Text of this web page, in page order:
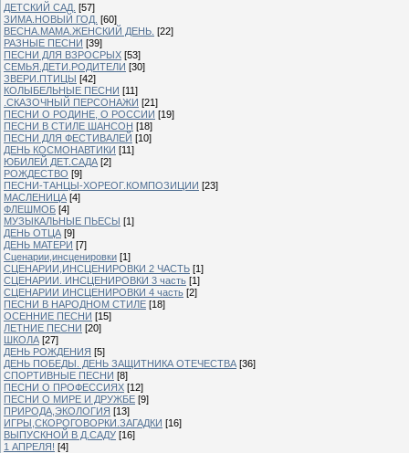
ДЕТСКИЙ САД. [57]
ЗИМА.НОВЫЙ ГОД. [60]
ВЕСНА.МАМА.ЖЕНСКИЙ ДЕНЬ. [22]
РАЗНЫЕ ПЕСНИ [39]
ПЕСНИ ДЛЯ ВЗРОСРЫХ [53]
СЕМЬЯ.ДЕТИ.РОДИТЕЛИ [30]
ЗВЕРИ.ПТИЦЫ [42]
КОЛЫБЕЛЬНЫЕ ПЕСНИ [11]
.СКАЗОЧНЫЙ ПЕРСОНАЖИ [21]
ПЕСНИ О РОДИНЕ, О РОССИИ [19]
ПЕСНИ В СТИЛЕ ШАНСОН [18]
ПЕСНИ ДЛЯ ФЕСТИВАЛЕЙ [10]
ДЕНЬ КОСМОНАВТИКИ [11]
ЮБИЛЕЙ ДЕТ.САДА [2]
РОЖДЕСТВО [9]
ПЕСНИ-ТАНЦЫ-ХОРЕОГ.КОМПОЗИЦИИ [23]
МАСЛЕНИЦА [4]
ФЛЕШМОБ [4]
МУЗЫКАЛЬНЫЕ ПЬЕСЫ [1]
ДЕНЬ ОТЦА [9]
ДЕНЬ МАТЕРИ [7]
Сценарии,инсценировки [1]
СЦЕНАРИИ,ИНСЦЕНИРОВКИ 2 ЧАСТЬ [1]
СЦЕНАРИИ. ИНСЦЕНИРОВКИ 3 часть [1]
СЦЕНАРИИ ИНСЦЕНИРОВКИ 4 часть [2]
ПЕСНИ В НАРОДНОМ СТИЛЕ [18]
ОСЕННИЕ ПЕСНИ [15]
ЛЕТНИЕ ПЕСНИ [20]
ШКОЛА [27]
ДЕНЬ РОЖДЕНИЯ [5]
ДЕНЬ ПОБЕДЫ. ДЕНЬ ЗАЩИТНИКА ОТЕЧЕСТВА [36]
СПОРТИВНЫЕ ПЕСНИ [8]
ПЕСНИ О ПРОФЕССИЯХ [12]
ПЕСНИ О МИРЕ И ДРУЖБЕ [9]
ПРИРОДА,ЭКОЛОГИЯ [13]
ИГРЫ,СКОРОГОВОРКИ.ЗАГАДКИ [16]
ВЫПУСКНОЙ В Д.САДУ [16]
1 АПРЕЛЯ! [4]